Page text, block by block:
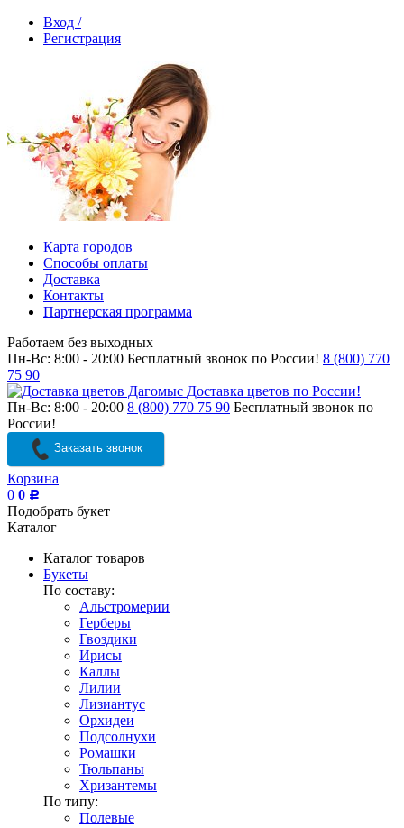
Вход /
Регистрация
Карта городов
Способы оплаты
Доставка
Контакты
Партнерская программа
Работаем без выходных
Пн-Вс: 8:00 - 20:00 Бесплатный звонок по России! 8 (800) 770
75 90
Доставка цветов по России!
Пн-Вс: 8:00 - 20:00 8 (800) 770 75 90 Бесплатный звонок по
России!
Заказать звонок
Корзина
0 0 Р
Подобрать букет
Каталог
Каталог товаров
Букеты
По составу:
Альстромерии
Герберы
Гвоздики
Ирисы
Каллы
Лилии
Лизиантус
Орхидеи
Подсолнухи
Ромашки
Тюльпаны
Хризантемы
По типу:
Полевые